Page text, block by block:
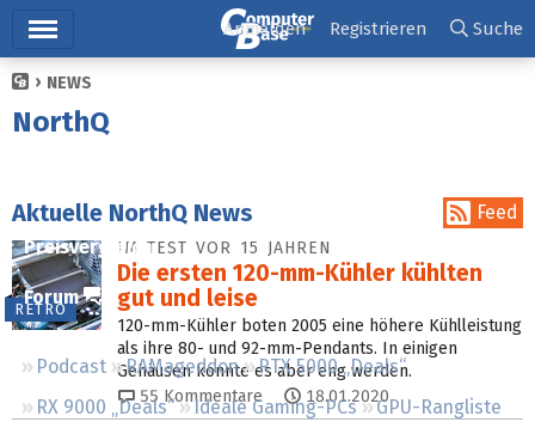
Ticker
Downloads
Preisvergleich
Forum
Podcast RAMageddon
RTX 5000 „Deals“
RX 9000 „Deals“
Ideale Gaming-PCs
GPU-Rangliste
Anmelden Registrieren Suche
NEWS
NorthQ
Aktuelle NorthQ News Feed
RETRO
IM TEST VOR 15 JAHREN
Die ersten 120-mm-Kühler kühlten
gut und leise
120-mm-Kühler boten 2005 eine höhere Kühlleistung
als ihre 80- und 92-mm-Pendants. In einigen
Gehäusen konnte es aber eng werden.
55 Kommentare 18.01.2020